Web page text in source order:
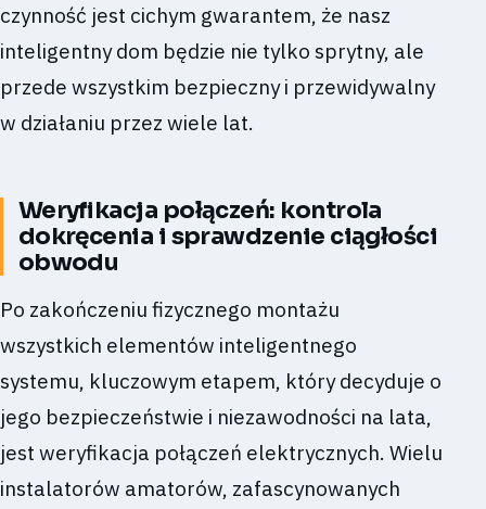
czynność jest cichym gwarantem, że nasz
inteligentny dom będzie nie tylko sprytny, ale
przede wszystkim bezpieczny i przewidywalny
w działaniu przez wiele lat.
Weryfikacja połączeń: kontrola
dokręcenia i sprawdzenie ciągłości
obwodu
Po zakończeniu fizycznego montażu
wszystkich elementów inteligentnego
systemu, kluczowym etapem, który decyduje o
jego bezpieczeństwie i niezawodności na lata,
jest weryfikacja połączeń elektrycznych. Wielu
instalatorów amatorów, zafascynowanych